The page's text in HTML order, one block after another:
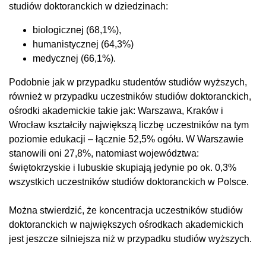
studiów doktoranckich w dziedzinach:
biologicznej (68,1%),
humanistycznej (64,3%)
medycznej (66,1%).
Podobnie jak w przypadku studentów studiów wyższych,
również w przypadku uczestników studiów doktoranckich,
ośrodki akademickie takie jak: Warszawa, Kraków i
Wrocław kształciły największą liczbę uczestników na tym
poziomie edukacji – łącznie 52,5% ogółu. W Warszawie
stanowili oni 27,8%, natomiast województwa:
świętokrzyskie i lubuskie skupiają jedynie po ok. 0,3%
wszystkich uczestników studiów doktoranckich w Polsce.
Można stwierdzić, że koncentracja uczestników studiów
doktoranckich w największych ośrodkach akademickich
jest jeszcze silniejsza niż w przypadku studiów wyższych.